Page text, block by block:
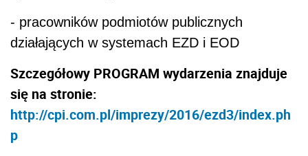
- pracowników podmiotów publicznych
działających w systemach EZD i EOD
Szczegółowy PROGRAM wydarzenia znajduje
się na stronie:
http://cpi.com.pl/imprezy/2016/ezd3/index.ph
p